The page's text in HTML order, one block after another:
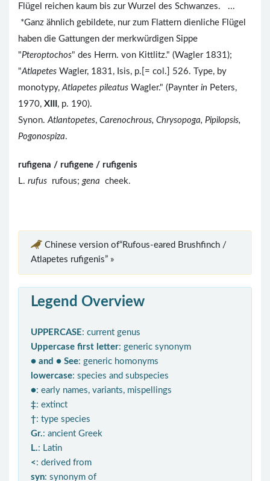
Flügel reichen kaum bis zur Wurzel des Schwanzes. ...
*Ganz ähnlich gebildete, nur zum Flattern dienliche Flügel
haben die Gattungen der merkwürdigen Sippe
"Pteroptochos" des Herrn. von Kittlitz." (Wagler 1831);
"Atlapetes Wagler, 1831, Isis, p.[= col.] 526. Type, by
monotypy,Atlapetes pileatus Wagler." (Paynter in Peters,
1970, XIII , p. 190).
Synon.Atlantopetes, Carenochrous, Chrysopoga, Pipilopsis,
Pogonospiza.
rufigena / rufigene / rufigenis
L. rufus rufous; gena cheek.
Chinese version of“Rufous-eared Brushfinch /
Atlapetes rufigenis” »
Legend Overview
UPPERCASE: current genus
Uppercase first letter: generic synonym
● and ● See: generic homonyms
lowercase: species and subspecies
●: early names, variants, mispellings
‡: extinct
†: type species
Gr.: ancient Greek
L.: Latin
< : derived from
syn: synonym of